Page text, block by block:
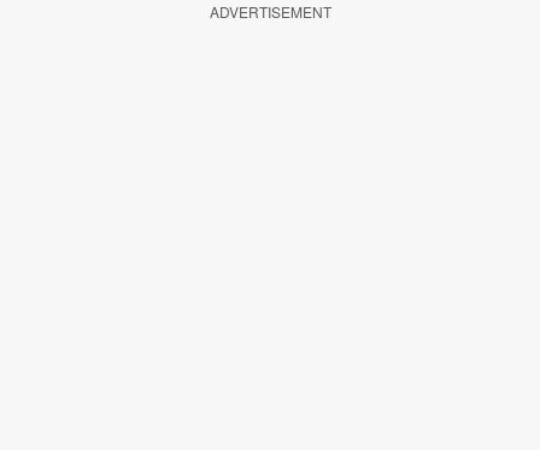
ADVERTISEMENT